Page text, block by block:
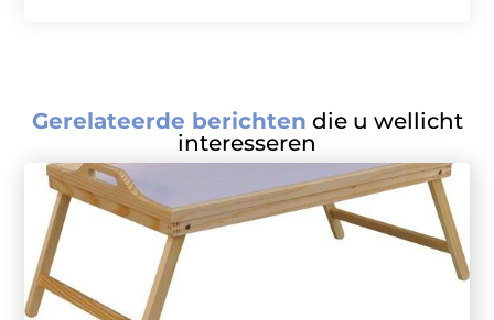
Gerelateerde berichten die u wellicht
interesseren